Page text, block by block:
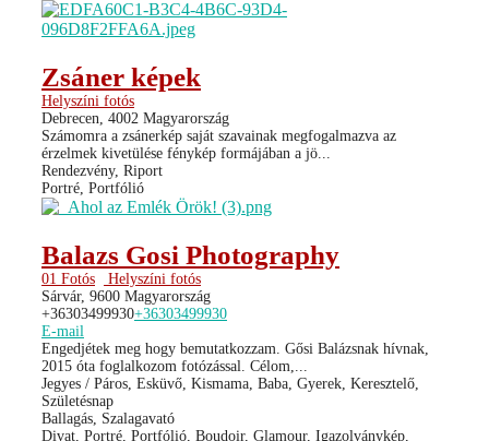
Zsáner képek
Helyszíni fotós
Debrecen, 4002 Magyarország
Számomra a zsánerkép saját szavainak megfogalmazva az
érzelmek kivetülése fénykép formájában a jö...
Rendezvény, Riport
Portré, Portfólió
Balazs Gosi Photography
01 Fotós
Helyszíni fotós
Sárvár, 9600 Magyarország
+36303499930+36303499930
E-mail
Engedjétek meg hogy bemutatkozzam. Gősi Balázsnak hívnak,
2015 óta foglalkozom fotózással. Célom,...
Jegyes / Páros, Esküvő, Kismama, Baba, Gyerek, Keresztelő,
Születésnap
Ballagás, Szalagavató
Divat, Portré, Portfólió, Boudoir, Glamour, Igazolványkép,